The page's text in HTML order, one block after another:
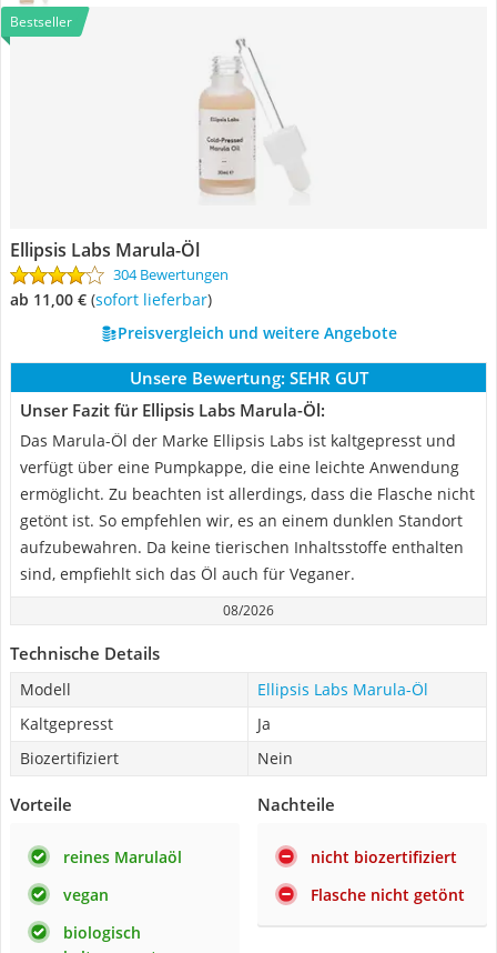
Bestseller
Ellipsis Labs Marula-Öl
304 Bewertungen
ab 11,00 € ( Sofort lieferbar)
Preisvergleich und weitere Angebote
Unsere Bewertung: SEHR GUT
Unser Fazit für Ellipsis Labs Marula-Öl:
Das Marula-Öl der Marke Ellipsis Labs ist kaltgepresst und
verfügt über eine Pumpkappe, die eine leichte Anwendung
ermöglicht. Zu beachten ist allerdings, dass die Flasche nicht
getönt ist. So empfehlen wir, es an einem dunklen Standort
aufzubewahren. Da keine tierischen Inhaltsstoffe enthalten
sind, empfiehlt sich das Öl auch für Veganer.
08/2026
Technische Details
Modell
Ellipsis Labs Marula-Öl
Kaltgepresst
Ja
Biozertifiziert
Nein
Vorteile
reines Marulaöl
vegan
biologisch
Nachteile
nicht biozertifiziert
Flasche nicht getönt